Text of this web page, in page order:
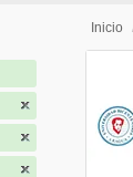
Inicio